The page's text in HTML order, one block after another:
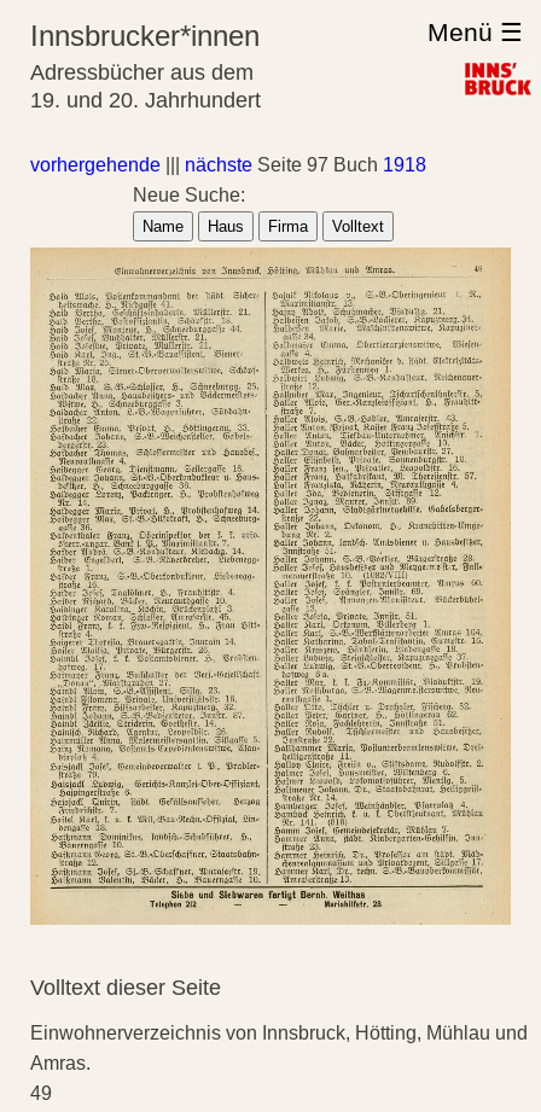
Innsbrucker*innen
Adressbücher aus dem
19. und 20. Jahrhundert
Menü ☰
vorhergehende nächste Seite 97 Buch 1918
Neue Suche:
Name Haus Firma Volltext
Volltext dieser Seite
Einwohnerverzeichnis von Innsbruck, Hötting, Mühlau und
Amras.
49